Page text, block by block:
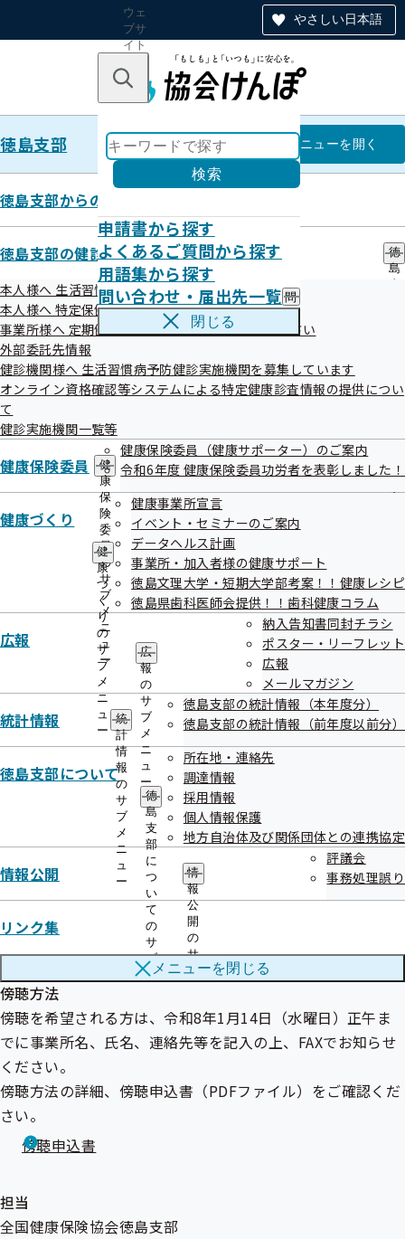
やさしい日本語
ウェ
ブサ
イト
のナ
ン
キーワードで探す
検索
申請書から探す
よくあるご質問から探す
用語集から探す
問い合わせ・届出先一覧 問
い
せ
・
届
一
覧
の
サ
メ
ュ
ー
閉じる
徳島支部 徳島支部
メニューを開く
徳島支部からのお知らせ
徳島支部の健診・保健指導のご案内
徳
島
保
健
ご
案
内
ニ
ュ
ー
本人様へ 生活習慣病予防健診のご案内
本人様へ 特定保健指導のご案内
事業所様へ 定期健康診断結果の提供にご協力ください
外部委託先情報
健診機関様へ 生活習慣病予防健診実施機関を募集しています
オンライン資格確認等システムによる特定健康診査情報の提供につい
て
健診実施機関一覧等
健康保険委員
健
康
保
険
委
員
の
サ
ブ
メ
ニ
ュ
ー
健康保険委員（健康サポーター）のご案内
令和6年度 健康保険委員功労者を表彰しました！
健康づくり
健
康
づ
く
り
の
サ
ブ
メ
ニ
ュ
ー
健康事業所宣言
イベント・セミナーのご案内
データヘルス計画
事業所・加入者様の健康サポート
徳島文理大学・短期大学部考案！！健康レシピ
徳島県歯科医師会提供！！歯科健康コラム
広報
広
報
の
サ
ブ
メ
ニ
ュ
ー
納入告知書同封チラシ
ポスター・リーフレット
広報
メールマガジン
統計情報
統
計
情
報
の
サ
ブ
メ
ニ
ュ
ー
徳島支部の統計情報（本年度分）
徳島支部の統計情報（前年度以前分）
徳島支部について
徳
島
支
部
に
つ
い
て
の
サ
ブ
メ
ー
所在地・連絡先
調達情報
採用情報
個人情報保護
地方自治体及び関係団体との連携協定
情報公開
情
報
公
開
の
サ
ブ
メ
ュ
ー
評議会
事務処理誤り
リンク集
メニューを閉じる
令和7年度 第4回徳島支部評議会
開催案内
令和7年度 第4回徳島支部評議会を開催い
たします
令和8年3月5日
標記について、次のとおり開催することとなりましたのでお
知らせいたします。
令和8年3月19日（木）
14：00～16：00
場所
全国健康保険協会徳島支部 5階会議室
（徳島市八百屋町2-11 ニッセイ徳島ビル）
令和８年度 都道府県単位保険料率について
令和８年度 徳島支部事業計画・保険者機能強化予算に
議題については変更となる場合がございます。
傍聴方法
傍聴を希望される方は、令和8年1月14日（水曜日）正午ま
でに事業所名、氏名、連絡先等を記入の上、FAXでお知らせ
ください。
傍聴方法の詳細、傍聴申込書（PDFファイル）をご確認くだ
さい。
傍聴申込書
担当
全国健康保険協会徳島支部